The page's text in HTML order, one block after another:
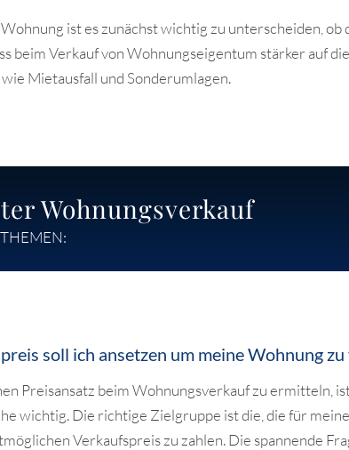
ist es zunächst wichtig zu unterscheiden,
beim Verkauf von Wohnungseigentum stärker auf
Mietausfall und Sonderumlagen.
Wohnungsverkauf
soll ich ansetzen um meine Wohnung
Preisansatz beim Wohnungsverkauf zu ermitteln,
wichtig. Die richtige Zielgruppe ist die, die für
Verkaufspreis zu zahlen. Die spannende